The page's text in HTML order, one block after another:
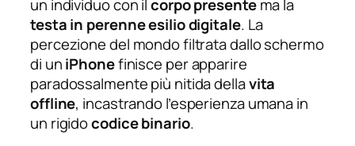
un individuo con ilcorpo presentema la
testa in perenne esilio digitale. La
percezione del mondo filtrata dallo schermo
di uniPhonefinisce per apparire
paradossalmente più nitida dellavita
offline, incastrando l’esperienza umana in
un rigidocodice binario.